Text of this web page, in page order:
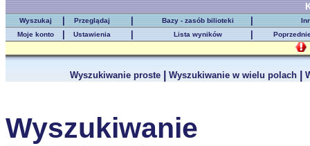
Wyszukaj Przeglądaj Bazy - zasób bilioteki
Moje konto
Ustawienia Lista wyników
Wyszukiwanie proste Wyszukiwanie w wielu polach
Wyszukiwanie